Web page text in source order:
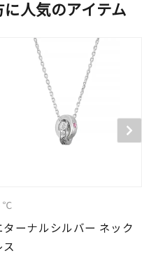
人気のアイテム
℃
ターナルシルバー ネック
ス